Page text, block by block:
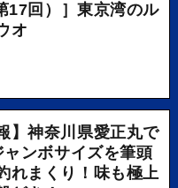
17回）］東京湾のル
オ
】神奈川県愛正丸で
ンボサイズを筆頭
れまくり！味も極上